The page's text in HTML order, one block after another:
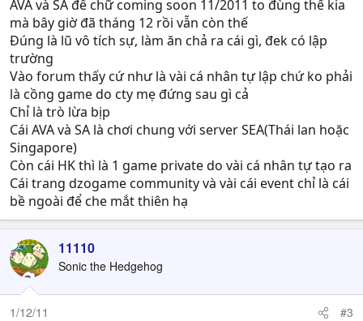
AVA và SA để chữ coming soon 11/2011 to đùng thế kia
mà bây giờ đã tháng 12 rồi vẫn còn thế
Đúng là lũ vô tích sự, làm ăn chả ra cái gì, đek có lập
trường
Vào forum thấy cứ như là vài cá nhân tự lập chứ ko phải
là cồng game do cty mẹ đứng sau gì cả
Chỉ là trò lừa bịp
Cái AVA và SA là chơi chung với server SEA(Thái lan hoặc
Singapore)
Còn cái HK thì là 1 game private do vài cá nhân tự tạo ra
Cái trang dzogame community và vài cái event chỉ là cái
bề ngoài để che mắt thiên hạ
11110
Sonic the Hedgehog
1/12/11 #3